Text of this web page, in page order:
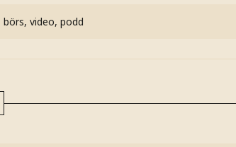
börs, video, podd